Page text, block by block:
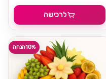
לרכישה
10%הנחה